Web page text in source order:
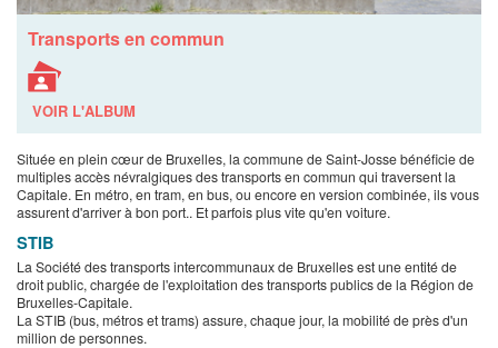
Transports en commun
VOIR L'ALBUM
Située en plein cœur de Bruxelles, la commune de Saint-Josse bénéficie de
multiples accès névralgiques des transports en commun qui traversent la
Capitale. En métro, en tram, en bus, ou encore en version combinée, ils vous
assurent d'arriver à bon port.. Et parfois plus vite qu'en voiture.
STIB
La Société des transports intercommunaux de Bruxelles est une entité de
droit public, chargée de l'exploitation des transports publics de la Région de
Bruxelles-Capitale.
La STIB (bus, métros et trams) assure, chaque jour, la mobilité de près d'un
million de personnes.